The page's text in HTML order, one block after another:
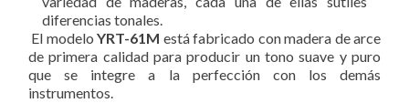
diferencias tonales.
El modeloYRT-61M está fabricado con madera de arce
de primera calidad para producir un tono suave y puro
que se integre a la perfección con los demás
instrumentos.